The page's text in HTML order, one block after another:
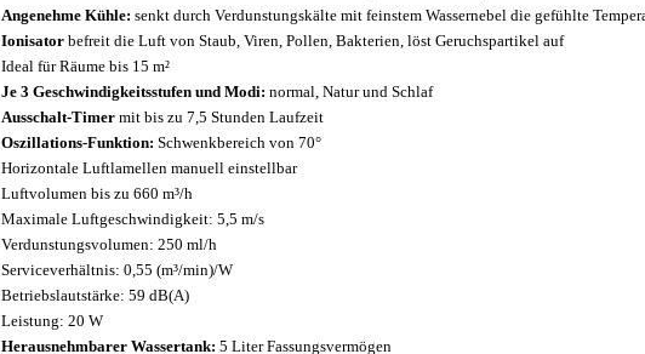
Angenehme Kühle: senkt durch Verdunstungskälte mit feinstem Wassernebel die gefühlte
Ionisator befreit die Luft von Staub, Viren, Pollen, Bakterien, löst Geruchspartikel auf
Ideal für Räume bis 15 m²
Je 3 Geschwindigkeitsstufen und Modi: normal, Natur und Schlaf
Ausschalt-Timer mit bis zu 7,5 Stunden Laufzeit
Oszillations-Funktion: Schwenkbereich von 70°
Horizontale Luftlamellen manuell einstellbar
Luftvolumen bis zu 660 m³/h
Maximale Luftgeschwindigkeit: 5,5 m/s
Verdunstungsvolumen: 250 ml/h
Serviceverhältnis: 0,55 (m³/min)/W
Betriebslautstärke: 59 dB(A)
Leistung: 20 W
Herausnehmbarer Wassertank: 5 Liter Fassungsvermögen